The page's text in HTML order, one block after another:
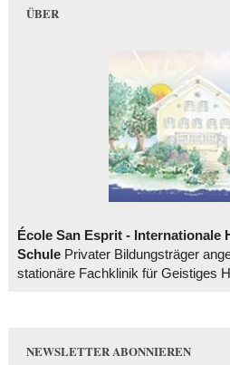
ÜBER
École San Esprit - Internationale
SchulePrivater Bildungsträger
stationäre Fachklinik für Geistiges
NEWSLETTER ABONNIEREN